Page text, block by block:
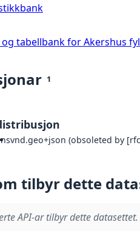
tabellbank for Akershus
1
vnd.geo+json (obsoleted by
tilbyr dette
API-ar tilbyr dette datasettet.